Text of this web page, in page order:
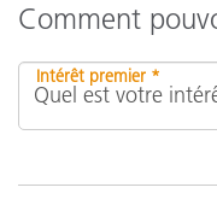
Comment
Intérêt premier *